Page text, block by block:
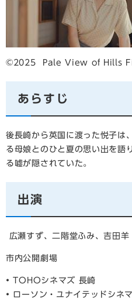
©2025 Pale View of Hills
あらすじ
後長崎から英国に渡った悦子は
る母娘とのひと夏の思い出を語
る嘘が隠されていた。
出演
広瀬すず、二階堂ふみ、吉田羊
市内公開劇場
• TOHOシネマズ 長崎
• ローソン・ユナイテッドシネ